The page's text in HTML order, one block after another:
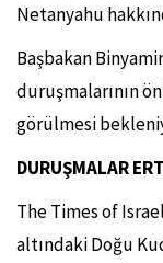
Netanyahu
Başbakan
duruşmalarının
görülmesi
DURUŞMALAR
The Times of
altındaki Doğu